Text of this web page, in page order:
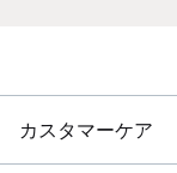
カスタマーケア